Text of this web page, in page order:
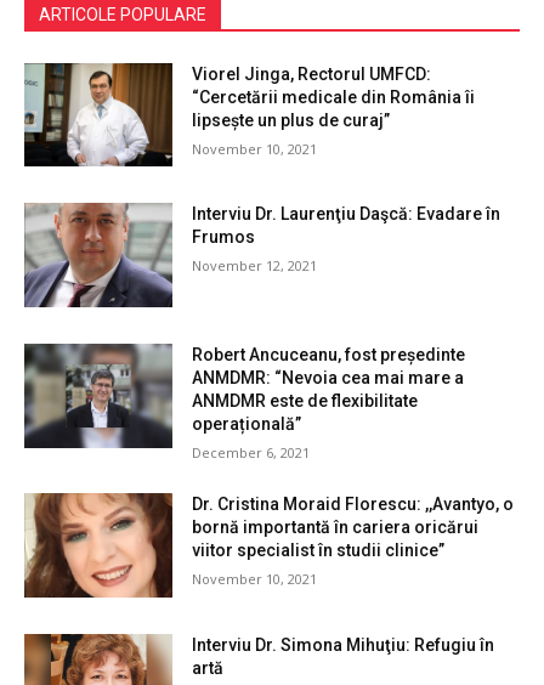
ARTICOLE POPULARE
Viorel Jinga, Rectorul UMFCD:
“Cercetării medicale din România îi
lipsește un plus de curaj”
November 10, 2021
Interviu Dr. Laurenţiu Daşcă: Evadare în
Frumos
November 12, 2021
Robert Ancuceanu, fost președinte
ANMDMR: “Nevoia cea mai mare a
ANMDMR este de flexibilitate
operațională”
December 6, 2021
Dr. Cristina Moraid Florescu: ,,Avantyo, o
bornă importantă în cariera oricărui
viitor specialist în studii clinice”
November 10, 2021
Interviu Dr. Simona Mihuţiu: Refugiu în
artă